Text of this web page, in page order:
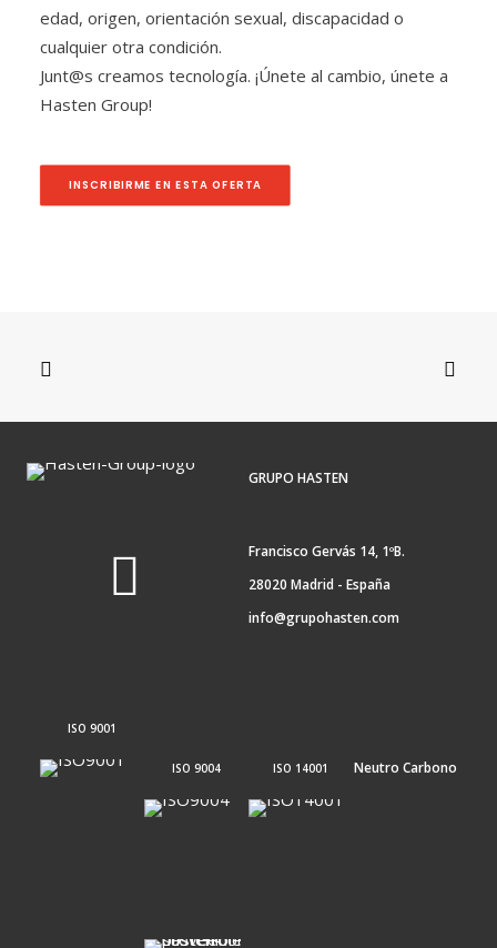
edad, origen, orientación sexual, discapacidad o
cualquier otra condición.
Junt@s creamos tecnología. ¡Únete al cambio, únete a
Hasten Group!
INSCRIBIRME EN ESTA OFERTA
GRUPO HASTEN
Francisco Gervás 14, 1ºB.
28020 Madrid - España
info@grupohasten.com
ISO 9001
ISO 9004 ISO 14001 Neutro Carbono